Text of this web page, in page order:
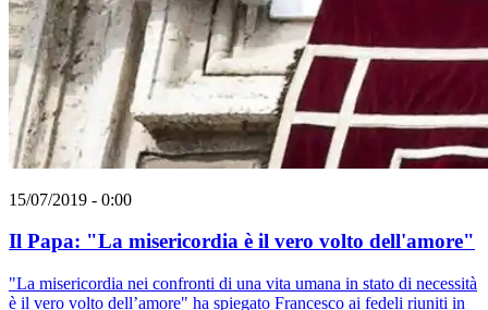
15/07/2019 - 0:00
Il Papa: "La misericordia è il vero volto dell'amore"
"La misericordia nei confronti di una vita umana in stato di necessità
è il vero volto dell’amore" ha spiegato Francesco ai fedeli riuniti in